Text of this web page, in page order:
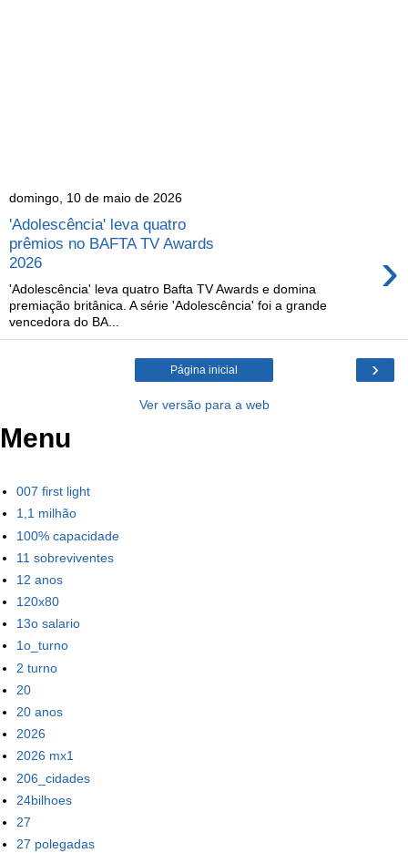
domingo, 10 de maio de 2026
'Adolescência' leva quatro
prêmios no BAFTA TV Awards
2026
›
'Adolescência' leva quatro Bafta TV Awards e domina
premiação britânica. A série 'Adolescência' foi a grande
vencedora do BA...
›
Página inicial
Ver versão para a web
Menu
007 first light
1,1 milhão
100% capacidade
11 sobreviventes
12 anos
120x80
13o salario
1o_turno
2 turno
20
20 anos
2026
2026 mx1
206_cidades
24bilhoes
27
27 polegadas